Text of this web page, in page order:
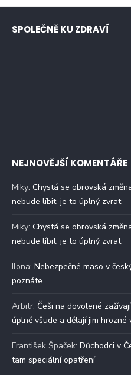
SPOLEČNĚ KU ZDRAVÍ
NEJNOVĚJŠÍ KOMENTÁŘE
Miky: Chystá se obrovská
nebude líbit, je to úplný zvrat
Miky: Chystá se obrovská
nebude líbit, je to úplný zvrat
Ilona: Nebezpečné maso v
poznáte
Arbitr: Češi na dovolené
úplně všude a dělají jim hrozné
František Špaček: Důchodci v
tam speciální opatření